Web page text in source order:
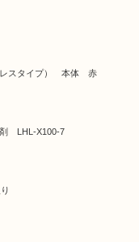
レスタイプ） 本体 赤
LHL-X100-7